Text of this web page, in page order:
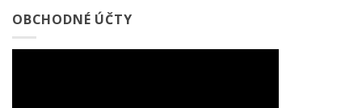
OBCHODNÉ ÚČTY